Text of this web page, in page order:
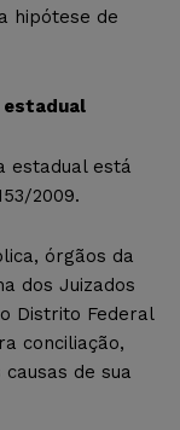
hipótese de
estadual
estadual está
2009.
órgãos da
dos Juizados
Distrito Federal
conciliação,
de sua